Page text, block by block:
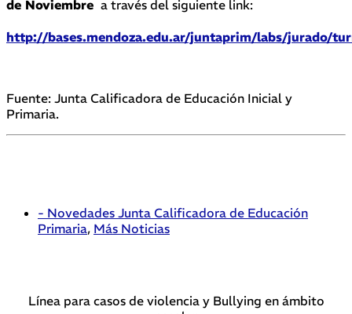
de Noviembre a través del siguiente link:
http://bases.mendoza.edu.ar/juntaprim/labs/jurado/
Fuente: Junta Calificadora de Educación Inicial y
Primaria.
- Novedades Junta Calificadora de Educación
Primaria, Más Noticias
Línea para casos de violencia y Bullying en ámbito